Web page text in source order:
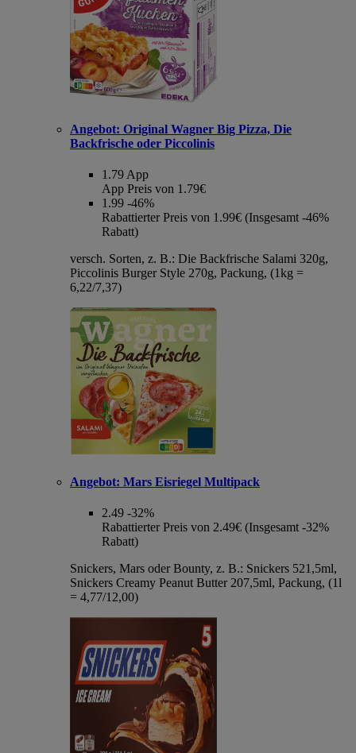
Angebot: Original Wagner Big Pizza, Die
Backfrische oder Piccolinis
1.79App
App Preis von 1.79€
1.99 -46%
Rabattierter Preis von 1.99€ (Insgesamt -46%
Rabatt)
versch. Sorten, z. B.: Die Backfrische Salami 320g,
Piccolinis Burger Style 270g, Packung, (1kg =
6,22/7,37)
Angebot: Mars Eisriegel Multipack
2.49 -32%
Rabattierter Preis von 2.49€ (Insgesamt -32%
Rabatt)
Snickers, Mars oder Bounty, z. B.: Snickers 521,5ml,
Snickers Creamy Peanut Butter 207,5ml, Packung, (1l
= 4,77/12,00)